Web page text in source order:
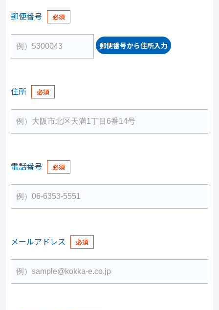
郵便番号
郵便番号から住所入力
住所
電話番号
メールアドレス